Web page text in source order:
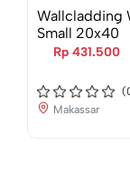
Pre Order
Wallcladding
Small 20x40
Rp 431.500
(
Makassar